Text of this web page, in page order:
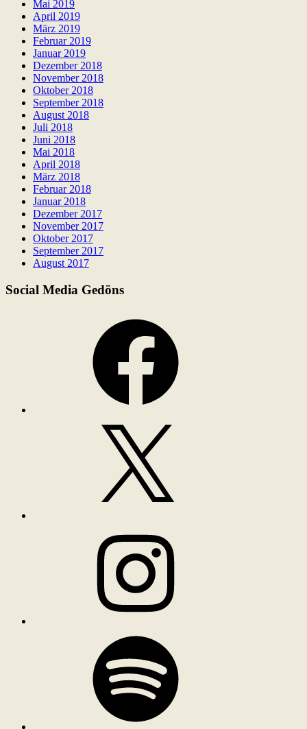
Mai 2019
April 2019
März 2019
Februar 2019
Januar 2019
Dezember 2018
November 2018
Oktober 2018
September 2018
August 2018
Juli 2018
Juni 2018
Mai 2018
April 2018
März 2018
Februar 2018
Januar 2018
Dezember 2017
November 2017
Oktober 2017
September 2017
August 2017
Social Media Gedöns